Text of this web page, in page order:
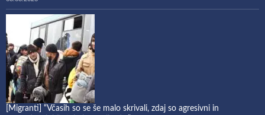
[Migranti] “Včasih so se še malo skrivali, zdaj so agresivni in